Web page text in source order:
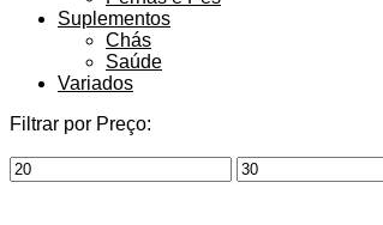
Suplementos
Chás
Saúde
Variados
Filtrar por Preço: